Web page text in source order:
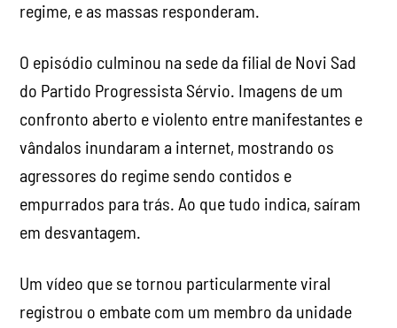
regime, e as massas responderam.
O episódio culminou na sede da filial de Novi Sad
do Partido Progressista Sérvio. Imagens de um
confronto aberto e violento entre manifestantes e
vândalos inundaram a internet, mostrando os
agressores do regime sendo contidos e
empurrados para trás. Ao que tudo indica, saíram
em desvantagem.
Um vídeo que se tornou particularmente viral
registrou o embate com um membro da unidade